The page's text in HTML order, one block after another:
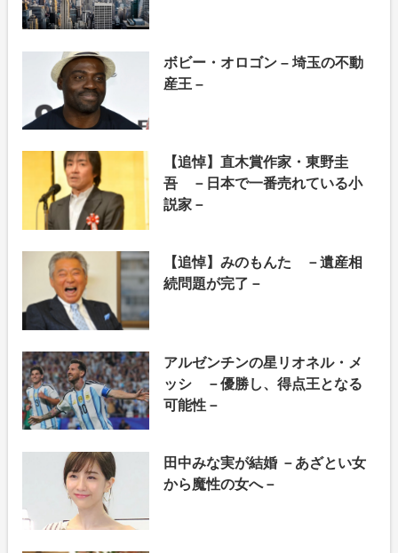
ボビー・オロゴン – 埼玉の不動
産王 –
【追悼】直木賞作家・東野圭
吾 －日本で一番売れている小
説家－
【追悼】みのもんた －遺産相
続問題が完了－
アルゼンチンの星リオネル・メ
ッシ －優勝し、得点王となる
可能性－
田中みな実が結婚 －あざとい女
から魔性の女へ－